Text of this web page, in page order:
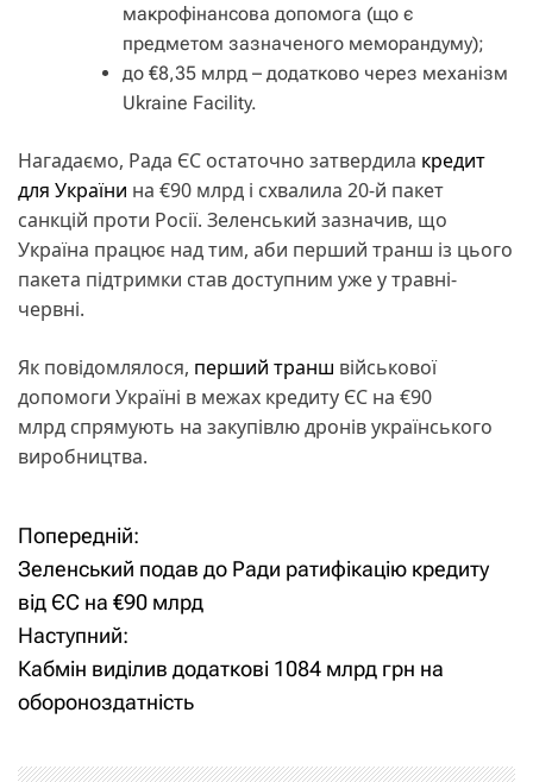
макрофінансова допомога (що є
предметом зазначеного меморандуму);
до €8,35 млрд – додатково через механізм
Ukraine Facility.
Нагадаємо, Рада ЄС остаточно затвердила кредит
для України на €90 млрд і схвалила 20-й пакет
санкцій проти Росії. Зеленський зазначив, що
Україна працює над тим, аби перший транш із цього
пакета підтримки став доступним уже у травні-
червні.
Як повідомлялося, перший транш військової
допомоги Україні в межах кредиту ЄС на €90
млрд спрямують на закупівлю дронів українського
виробництва.
Н
а
в
і
Попередній:
Зеленський подав до Ради ратифікацію кредиту
від ЄС на €90 млрд
Наступний:
Кабмін виділив додаткові 1084 млрд грн на
обороноздатність